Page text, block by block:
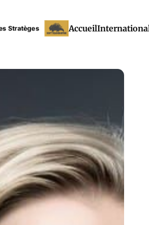
Accueil